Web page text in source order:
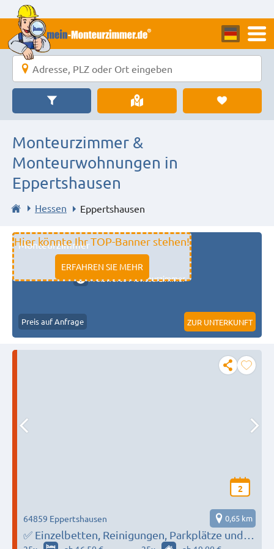
Monteurzimmer &
Monteurwohnungen in
Eppertshausen
Hessen Eppertshausen
Hier könnte Ihr TOP-Banner stehen!
ERFAHREN SIE MEHR
Monteurzimmer
11333 fulda
Preiswerte Monteurzimmer
Preis auf Anfrage ZUR UNTERKUNFT
2
✅ Einzelbetten, Reinigungen, Parkplätze und
64859 Eppertshausen 0,65 km